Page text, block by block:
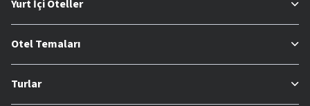
Yurt İçi Oteller
Otel Temaları
Turlar